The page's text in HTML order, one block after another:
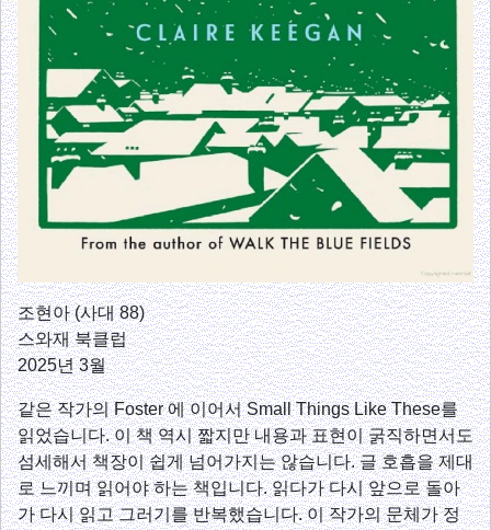
조현아 (사대 88)
스와재 북클럽
2025년 3월
같은 작가의 Foster 에 이어서 Small Things Like These를
읽었습니다. 이 책 역시 짧지만 내용과 표현이 굵직하면서도
섬세해서 책장이 쉽게 넘어가지는 않습니다. 글 호흡을 제대
로 느끼며 읽어야 하는 책입니다. 읽다가 다시 앞으로 돌아
가 다시 읽고 그러기를 반복했습니다. 이 작가의 문체가 정